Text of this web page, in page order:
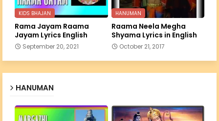
KIDS BHAJAN
Rama Jayam Raama
Jayam Lyrics English
September 20, 2021
HANUMAN
Raama Neela Megha
Shyama Lyrics in English
October 21, 2017
HANUMAN